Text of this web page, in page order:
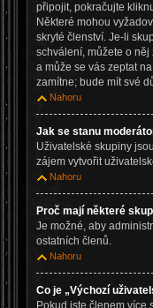
připojit, pokračujte
Některé mohou
skryté členství. Je-li
schválení, můžete o
a může se vás zeptat
zamítne; bude mít své
Nahoru
Jak se stanu
Uživatelské skupiny
zájem vytvořit
Nahoru
Proč mají některé
Je možné, aby
ostatních členů.
Nahoru
Co je „Výchozí
Pokud jste členem více